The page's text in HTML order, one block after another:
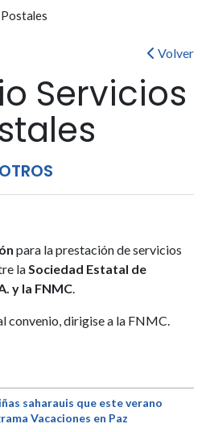
Volver
Servicios
OTROS
para la prestación de servicios
la Sociedad Estatal de
y la FNMC
convenio, dirigise a la FNMC.
saharauis que este verano
Vacaciones en Paz